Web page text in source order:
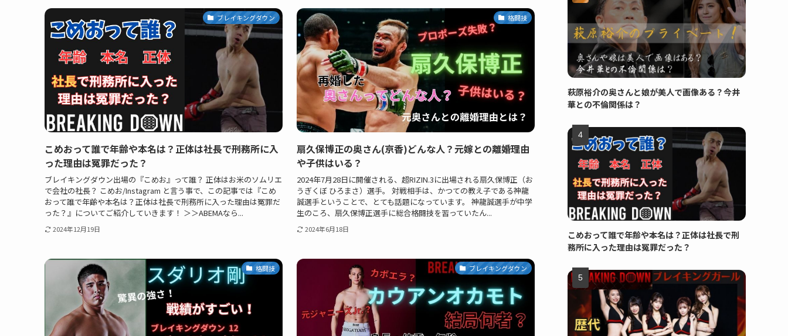
ブレイキングダウン
こめおって誰で年齢や本名は？正体は社長で刑務所に入
った理由は冤罪だった？
ブレイキングダウン出場の『こめお』って誰？ 正体はお米のソムリエ
で会社の社長？ こめお/Instagram と言う事で、この記事では『こめ
おって誰で年齢や本名は？正体は社長で刑務所に入った理由は冤罪だ
った？』についてご紹介していきます！ ＞＞ABEMAなら...
2024年12月19日
格闘技
扇久保博正の奥さん(京香)どんな人？元嫁との離婚理由
や子供はいる？
2024年7月28日に開催される、超RIZIN.3に出場される扇久保博正（お
うぎくぼ ひろまさ）選手。 対戦相手は、かつての教え子である神龍
誠選手ということで、とても話題になっています。 神龍誠選手が中学
生のころ、扇久保博正選手に総合格闘技を習っていたん...
2024年6月18日
格闘技 ブレイキングダウン
萩原裕介の奥さんと娘が美人で画像ある？今井
華との不倫関係は？
こめおって誰で年齢や本名は？正体は社長で刑
務所に入った理由は冤罪だった？